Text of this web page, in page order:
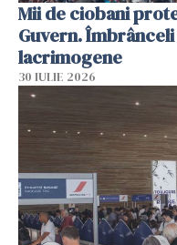
Mii de ciobani
Guvern.
lacrimogene
30 IULIE 2026